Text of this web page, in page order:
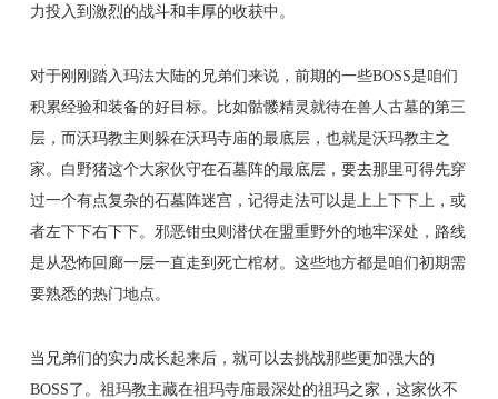
力投入到激烈的战斗和丰厚的收获中。
对于刚刚踏入玛法大陆的兄弟们来说，前期的一些BOSS是咱们
积累经验和装备的好目标。比如骷髅精灵就待在兽人古墓的第三
层，而沃玛教主则躲在沃玛寺庙的最底层，也就是沃玛教主之
家。白野猪这个大家伙守在石墓阵的最底层，要去那里可得先穿
过一个有点复杂的石墓阵迷宫，记得走法可以是上上下下上，或
者左下下右下下。邪恶钳虫则潜伏在盟重野外的地牢深处，路线
是从恐怖回廊一层一直走到死亡棺材。这些地方都是咱们初期需
要熟悉的热门地点。
当兄弟们的实力成长起来后，就可以去挑战那些更加强大的
BOSS了。祖玛教主藏在祖玛寺庙最深处的祖玛之家，这家伙不